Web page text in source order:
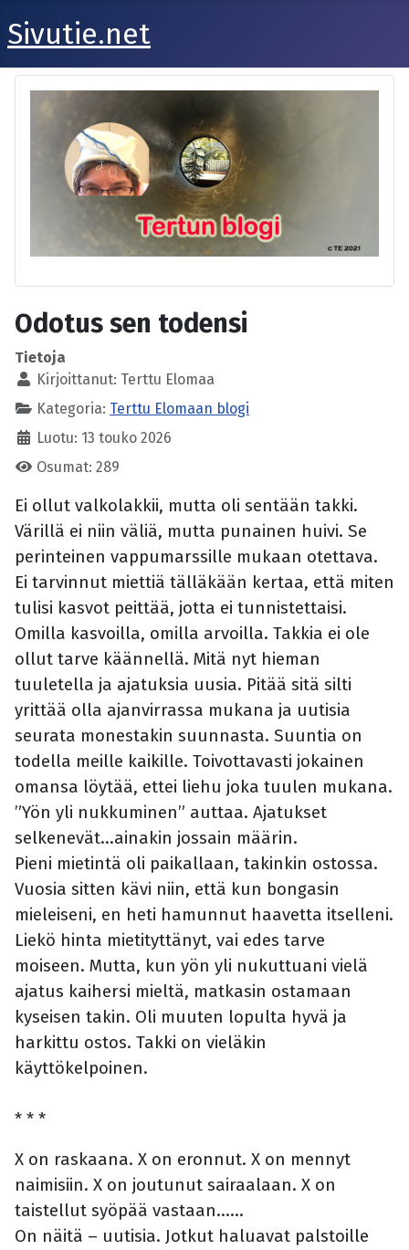
Sivutie.net
Odotus sen todensi
Tietoja
Kirjoittanut: Terttu Elomaa
Kategoria: Terttu Elomaan blogi
Luotu: 13 touko 2026
Osumat: 289
Ei ollut valkolakkii, mutta oli sentään takki.
Värillä ei niin väliä, mutta punainen huivi. Se
perinteinen vappumarssille mukaan otettava.
Ei tarvinnut miettiä tälläkään kertaa, että miten
tulisi kasvot peittää, jotta ei tunnistettaisi.
Omilla kasvoilla, omilla arvoilla. Takkia ei ole
ollut tarve käännellä. Mitä nyt hieman
tuuletella ja ajatuksia uusia. Pitää sitä silti
yrittää olla ajanvirrassa mukana ja uutisia
seurata monestakin suunnasta. Suuntia on
todella meille kaikille. Toivottavasti jokainen
omansa löytää, ettei liehu joka tuulen mukana.
”Yön yli nukkuminen” auttaa. Ajatukset
selkenevät...ainakin jossain määrin.
Pieni mietintä oli paikallaan, takinkin ostossa.
Vuosia sitten kävi niin, että kun bongasin
mieleiseni, en heti hamunnut haavetta itselleni.
Liekö hinta mietityttänyt, vai edes tarve
moiseen. Mutta, kun yön yli nukuttuani vielä
ajatus kaihersi mieltä, matkasin ostamaan
kyseisen takin. Oli muuten lopulta hyvä ja
harkittu ostos. Takki on vieläkin
käyttökelpoinen.
* * *
X on raskaana. X on eronnut. X on mennyt
naimisiin. X on joutunut sairaalaan. X on
taistellut syöpää vastaan......
On näitä – uutisia. Jotkut haluavat palstoille